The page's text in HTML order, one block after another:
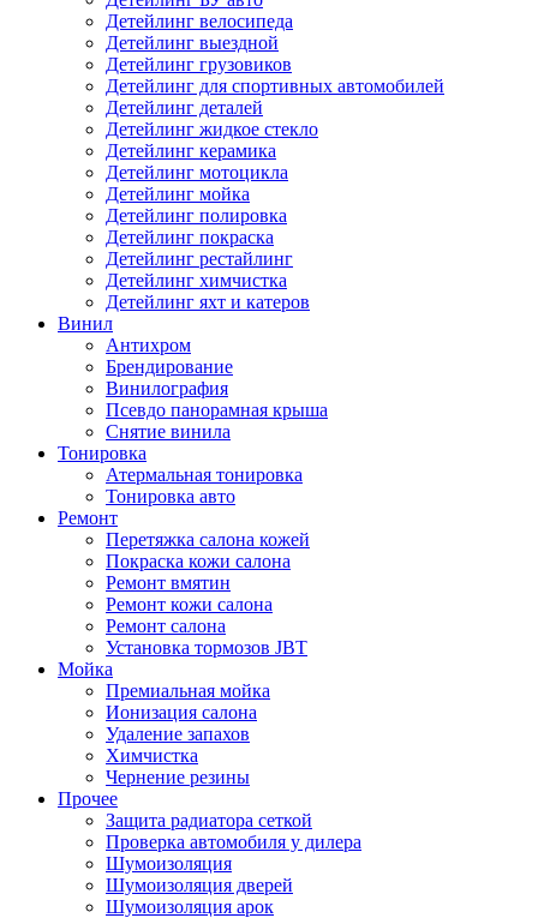
Детейлинг велосипеда
Детейлинг выездной
Детейлинг грузовиков
Детейлинг для спортивных автомобилей
Детейлинг деталей
Детейлинг жидкое стекло
Детейлинг керамика
Детейлинг мотоцикла
Детейлинг мойка
Детейлинг полировка
Детейлинг покраска
Детейлинг рестайлинг
Детейлинг химчистка
Детейлинг яхт и катеров
Винил
Антихром
Брендирование
Винилография
Псевдо панорамная крыша
Снятие винила
Тонировка
Атермальная тонировка
Тонировка авто
Ремонт
Перетяжка салона кожей
Покраска кожи салона
Ремонт вмятин
Ремонт кожи салона
Ремонт салона
Установка тормозов JBT
Мойка
Премиальная мойка
Ионизация салона
Удаление запахов
Химчистка
Чернение резины
Прочее
Защита радиатора сеткой
Проверка автомобиля у дилера
Шумоизоляция
Шумоизоляция дверей
Шумоизоляция арок